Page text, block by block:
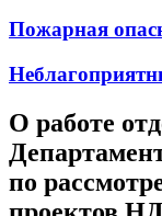
Пожарная
О работе
по